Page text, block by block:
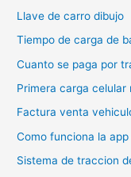
Llave de carro dibujo
Tiempo de carga de
Cuanto se paga por
Primera carga celular
Factura venta
Como funciona la
Sistema de traccion